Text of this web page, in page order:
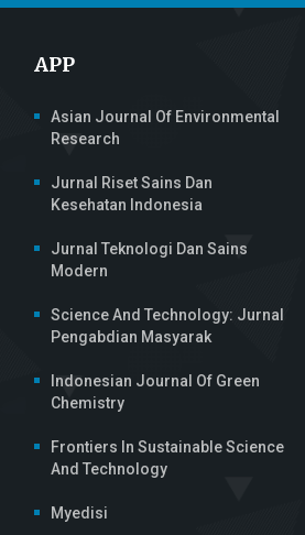
APP
Asian Journal Of Environmental
Research
Jurnal Riset Sains Dan
Kesehatan Indonesia
Jurnal Teknologi Dan Sains
Modern
Science And Technology: Jurnal
Pengabdian Masyarak
Indonesian Journal Of Green
Chemistry
Frontiers In Sustainable Science
And Technology
Myedisi